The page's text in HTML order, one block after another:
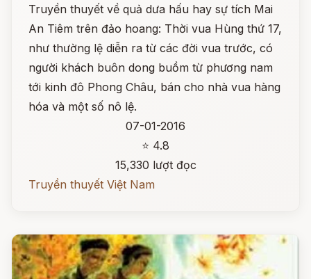
Truyền thuyết về quả dưa hấu hay sự tích Mai
An Tiêm trên đảo hoang: Thời vua Hùng thứ 17,
như thường lệ diễn ra từ các đời vua trước, có
người khách buôn dong buồm từ phương nam
tới kinh đô Phong Châu, bán cho nhà vua hàng
hóa và một số nô lệ.
07-01-2016
⭐ 4.8
15,330 lượt đọc
Truyền thuyết Việt Nam